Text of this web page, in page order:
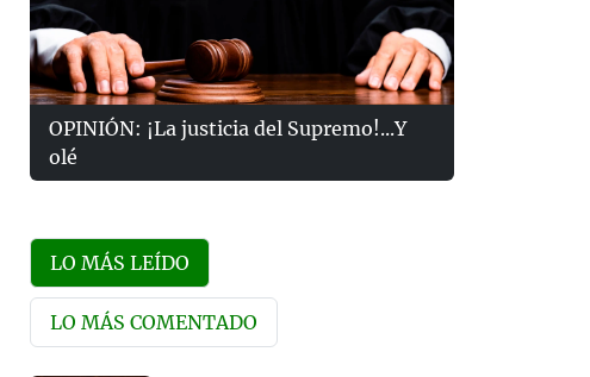
OPINIÓN: ¡La justicia del Supremo!...Y
olé
LO MÁS LEÍDO
LO MÁS COMENTADO